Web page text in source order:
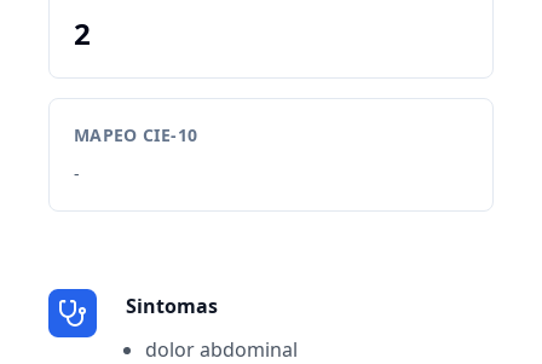
2
MAPEO CIE-10
-
Sintomas
dolor abdominal